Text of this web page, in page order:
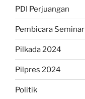
PDI Perjuangan
Pembicara Seminar
Pilkada 2024
Pilpres 2024
Politik